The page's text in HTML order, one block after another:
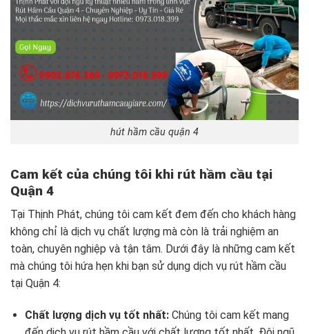
hút hầm cầu quận 4
Cam kết của chúng tôi khi rút hầm cầu tại
Quận 4
Tại Thịnh Phát, chúng tôi cam kết đem đến cho khách hàng
không chỉ là dịch vụ chất lượng mà còn là trải nghiệm an
toàn, chuyên nghiệp và tận tâm. Dưới đây là những cam kết
mà chúng tôi hứa hẹn khi bạn sử dụng dịch vụ rút hầm cầu
tại Quận 4:
Chất lượng dịch vụ tốt nhất:Chúng tôi cam kết mang